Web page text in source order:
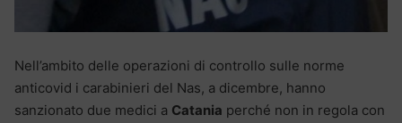
Nell’ambito delle operazioni di controllo sulle norme
anticovid i carabinieri del Nas, a dicembre, hanno
sanzionato due medici a Catania perché non in regola con